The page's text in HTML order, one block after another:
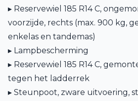
▸ Reservewiel 185 R14 C,
voorzijde, rechts (max. 900 kg,
enkelas en tandemas)
▸ Lampbescherming
▸ Reservewiel 185 R14 C,
tegen het ladderrek
▸ Steunpoot, zware uitvoering,